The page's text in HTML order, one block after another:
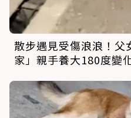
散步遇見受傷浪浪！父
家」親手養大180度變